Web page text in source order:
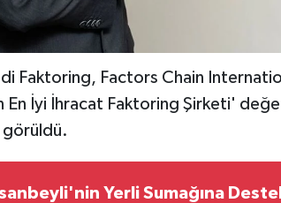
Faktoring, Factors Chain
En İyi İhracat Faktoring Şirketi'
görüldü.
Yerli Sumağına